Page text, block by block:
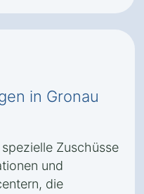
in Gronau
Zuschüsse
und
die